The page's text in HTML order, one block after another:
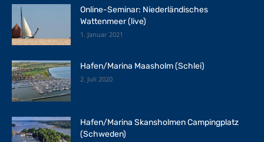
Online-Seminar: Niederländisches
Wattenmeer (live)
1. Januar 2021
Hafen/Marina Maasholm (Schlei)
2. Juli 2020
Hafen/Marina Skansholmen Campingplatz
(Schweden)